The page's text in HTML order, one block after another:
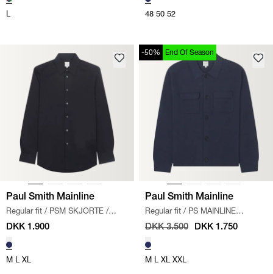
L 48 50 52
Paul Smith Mainline
Regular fit / PSM SKJORTE /
NAVY
DKK 1.900
M L XL
-50% End Of Season
Paul Smith Mainline
Regular fit / PS MAINLINE
CARDIGAN STRIK / BLÅ
DKK 3.500 DKK 1.750
M L XL XXL